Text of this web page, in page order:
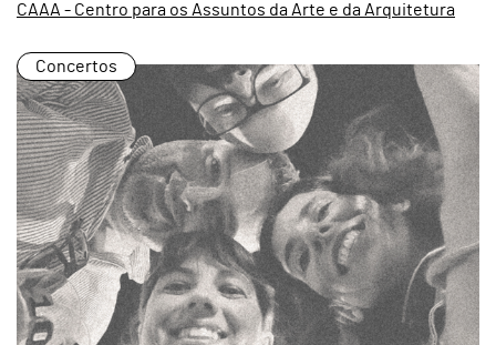
CAAA - Centro para os Assuntos da Arte e da Arquitetura
Concertos